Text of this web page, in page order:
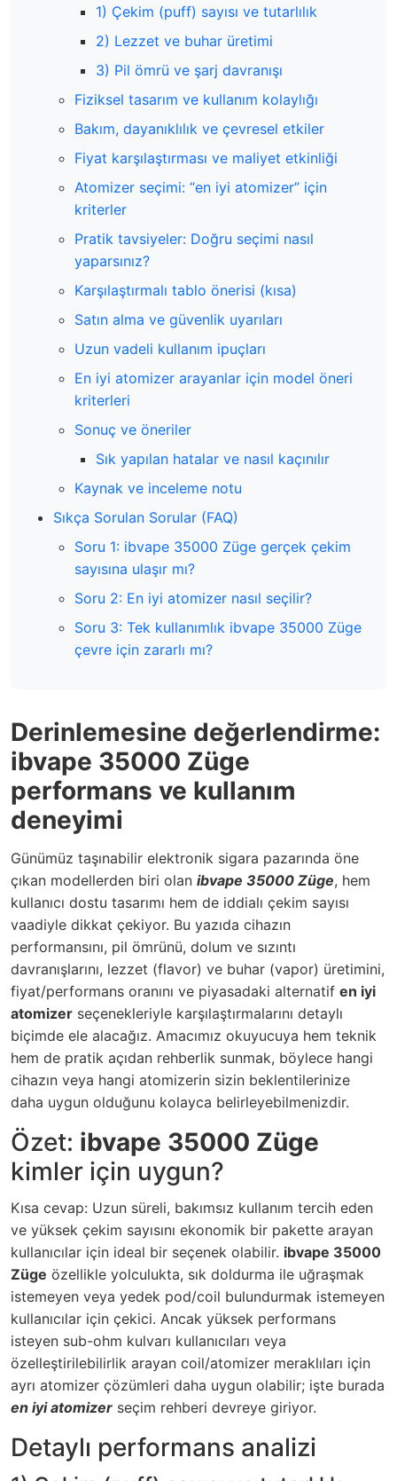
1) Çekim (puff) sayısı ve tutarlılık
2) Lezzet ve buhar üretimi
3) Pil ömrü ve şarj davranışı
Fiziksel tasarım ve kullanım kolaylığı
Bakım, dayanıklılık ve çevresel etkiler
Fiyat karşılaştırması ve maliyet etkinliği
Atomizer seçimi: “en iyi atomizer” için
kriterler
Pratik tavsiyeler: Doğru seçimi nasıl
yaparsınız?
Karşılaştırmalı tablo önerisi (kısa)
Satın alma ve güvenlik uyarıları
Uzun vadeli kullanım ipuçları
En iyi atomizer arayanlar için model öneri
kriterleri
Sonuç ve öneriler
Sık yapılan hatalar ve nasıl kaçınılır
Kaynak ve inceleme notu
Sıkça Sorulan Sorular (FAQ)
Soru 1: ibvape 35000 Züge gerçek çekim
sayısına ulaşır mı?
Soru 2: En iyi atomizer nasıl seçilir?
Soru 3: Tek kullanımlık ibvape 35000 Züge
çevre için zararlı mı?
Derinlemesine değerlendirme:
ibvape 35000 Züge
performans ve kullanım
deneyimi
Günümüz taşınabilir elektronik sigara pazarında öne
çıkan modellerden biri olan ibvape 35000 Züge, hem
kullanıcı dostu tasarımı hem de iddialı çekim sayısı
vaadiyle dikkat çekiyor. Bu yazıda cihazın
performansını, pil ömrünü, dolum ve sızıntı
davranışlarını, lezzet (flavor) ve buhar (vapor) üretimini,
fiyat/performans oranını ve piyasadaki alternatif en iyi
atomizer seçenekleriyle karşılaştırmalarını detaylı
biçimde ele alacağız. Amacımız okuyucuya hem teknik
hem de pratik açıdan rehberlik sunmak, böylece hangi
cihazın veya hangi atomizerin sizin beklentilerinize
daha uygun olduğunu kolayca belirleyebilmenizdir.
Özet: ibvape 35000 Züge
kimler için uygun?
Kısa cevap: Uzun süreli, bakımsız kullanım tercih eden
ve yüksek çekim sayısını ekonomik bir pakette arayan
kullanıcılar için ideal bir seçenek olabilir. ibvape 35000
Züge özellikle yolculukta, sık doldurma ile uğraşmak
istemeyen veya yedek pod/coil bulundurmak istemeyen
kullanıcılar için çekici. Ancak yüksek performans
isteyen sub-ohm kulvarı kullanıcıları veya
özelleştirilebilirlik arayan coil/atomizer meraklıları için
ayrı atomizer çözümleri daha uygun olabilir; işte burada
en iyi atomizer seçim rehberi devreye giriyor.
Detaylı performans analizi